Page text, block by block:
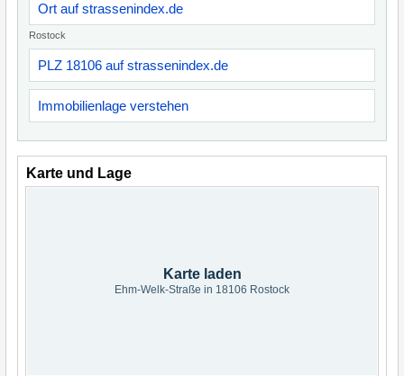
Ort auf strassenindex.de
Rostock
PLZ 18106 auf strassenindex.de
Immobilienlage verstehen
Karte und Lage
Karte laden
Ehm-Welk-Straße in 18106 Rostock